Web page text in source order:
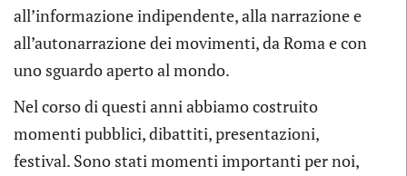
all’informazione indipendente, alla narrazione e
all’autonarrazione dei movimenti, da Roma e con
uno sguardo aperto al mondo.
Nel corso di questi anni abbiamo costruito
momenti pubblici, dibattiti, presentazioni,
festival. Sono stati momenti importanti per noi,